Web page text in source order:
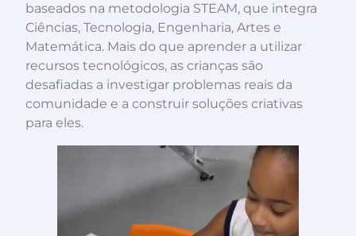
baseados na metodologia STEAM, que integra
Ciências, Tecnologia, Engenharia, Artes e
Matemática. Mais do que aprender a utilizar
recursos tecnológicos, as crianças são
desafiadas a investigar problemas reais da
comunidade e a construir soluções criativas
para eles.